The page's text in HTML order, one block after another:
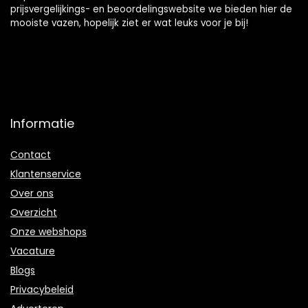
prijsvergelijkings- en beoordelingswebsite we bieden hier de
mooiste vazen, hopelijk ziet er wat leuks voor je bij!
Informatie
Contact
Klantenservice
Over ons
Overzicht
Onze webshops
Vacature
Blogs
Privacybeleid